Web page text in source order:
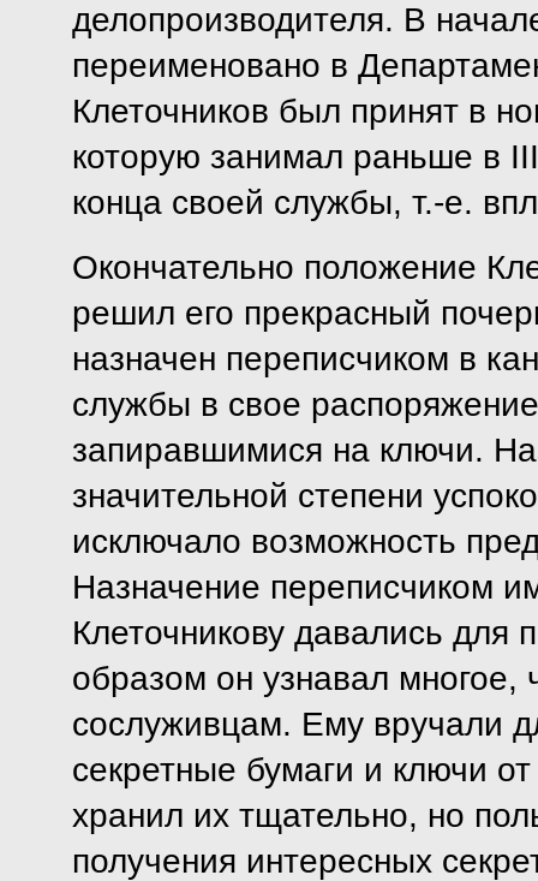
делопроизводителя. В
переименовано в
Клеточников был принят в
которую занимал раньше в
конца своей службы, т.-е.
Окончательно положение
решил его прекрасный
назначен переписчиком в
службы в свое
запиравшимися на ключи.
значительной степени
исключало возможность
Назначение переписчиком
Клеточникову давались для
образом он узнавал многое,
сослуживцам. Ему вручали
секретные бумаги и ключи
хранил их тщательно, но
получения интересных